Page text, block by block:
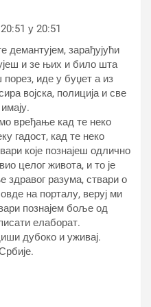
у 20:51
демантујем, зарађујући
и зе њих и било шта
иде у буџет а из
војска, полиција и све
вређање кад те неко
гадост, кад те неко
које познајеш одлично
целог живота, и то је
здравог разума, ствари о
на порталу, веруј ми
познајем боље од
елаборат.
дубоко и уживај.